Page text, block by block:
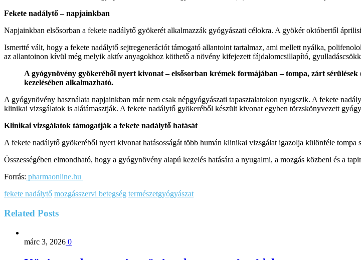
Fekete nadálytő – napjainkban
Napjainkban elsősorban a fekete nadálytő gyökerét alkalmazzák gyógyászati célokra. A gyökér októbertől
Ismertté vált, hogy a fekete nadálytő sejtregenerációt támogató allantoint tartalmaz, ami mellett nyálka,
az allantoinon kívül még melyik aktív anyagokhoz köthető a növény kifejezett fájdalomcsillapító,
A gyógynövény gyökeréből nyert kivonat – elsősorban krémek formájában – tompa, zárt
kezelésében alkalmazható.
A gyógynövény használata napjainkban már nem csak népgyógyászati tapasztalatokon nyugszik. A fekete
klinikai vizsgálatok is alátámasztják. A fekete nadálytő gyökeréből készült kivonat egyben törzskönyvezett
Klinikai vizsgálatok támogatják a fekete nadálytő hatását
A fekete nadálytő gyökeréből nyert kivonat hatásosságát több humán klinikai vizsgálat igazolja különféle
Összességében elmondható, hogy a gyógynövény alapú kezelés hatására a nyugalmi, a mozgás közbeni és a
Forrás: pharmaonline.hu
fekete nadálytő mozgásszervi betegség természetgyógyászat
Related Posts
márc 3, 2026 0